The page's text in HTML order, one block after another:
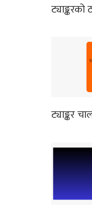
ट्याङ्कर